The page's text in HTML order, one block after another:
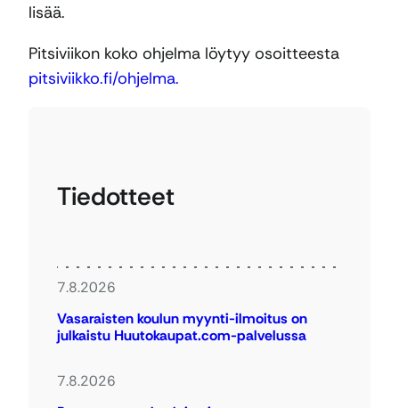
lisää.
Pitsiviikon koko ohjelma löytyy osoitteesta
pitsiviikko.fi/ohjelma.
Tiedotteet
7.8.2026
Vasaraisten koulun myynti-ilmoitus on
julkaistu Huutokaupat.com-palvelussa
7.8.2026